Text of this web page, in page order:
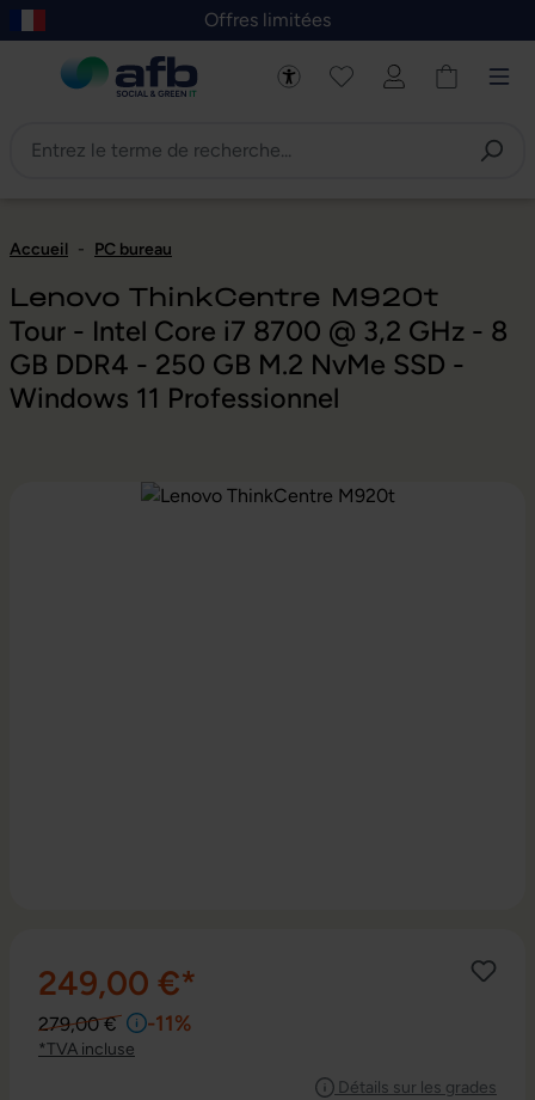
au contenu principal
Skip to B2B platform navigation
Offres limitées
Accueil - PC bureau
Lenovo ThinkCentre M920t
Tour - Intel Core i7 8700 @ 3,2 GHz - 8
GB DDR4 - 250 GB M.2 NvMe SSD -
Windows 11 Professionnel
Ignorer la galerie d'images
249,00 €*
279,00 € -11%
*TVA incluse
Détails sur les grades